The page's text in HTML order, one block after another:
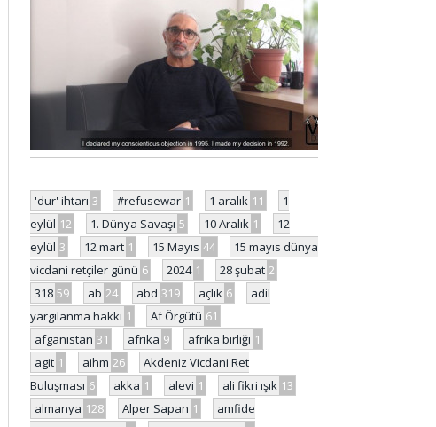
'dur' ihtarı 3 #refusewar 1 1 aralık 11
1
eylül 12 1. Dünya Savaşı 5 10 Aralık 1
12
eylül 3 12 mart 1 15 Mayıs 44
15 mayıs dünya
vicdani retçiler günü 6 2024 1 28 şubat 2
318 59 ab 24 abd 319 açlık 6
adil
yargılanma hakkı 1 Af Örgütü 61
afganistan 31 afrika 9 afrika birliği 1
agit 1 aihm 26
Akdeniz Vicdani Ret
Buluşması 6 akka 1 alevi 1 ali fikri ışık 13
almanya 128 Alper Sapan 1
amfide